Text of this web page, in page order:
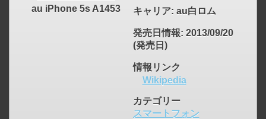
au iPhone 5s A1453 キャリア: au白ロム
発売日情報: 2013/09/20
(発売日)
情報リンク
Wikipedia
カテゴリー
スマートフォン